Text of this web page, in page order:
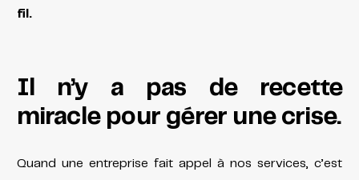
fil.
Il n’y a pas de recette
miracle pour gérer une crise.
Quand une entreprise fait appel à nos services, c’est